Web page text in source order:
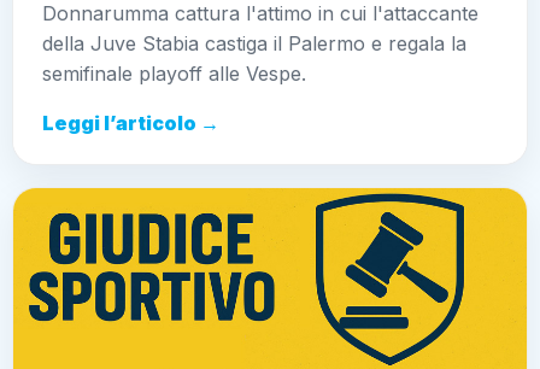
Donnarumma cattura l'attimo in cui l'attaccante
della Juve Stabia castiga il Palermo e regala la
semifinale playoff alle Vespe.
Leggi l’articolo →